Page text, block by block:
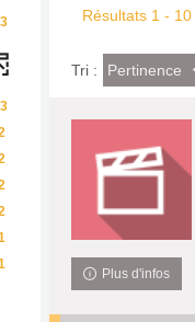
Résultats 1 - 10
Tri :(Effet
imédiat)
Pertinence
Plus d'infos